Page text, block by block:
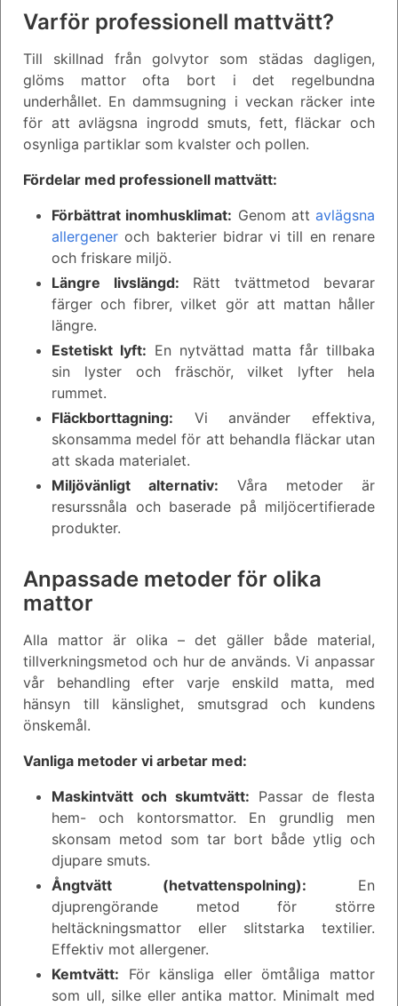
Varför professionell mattvätt?
Till skillnad från golvytor som städas dagligen,
glöms mattor ofta bort i det regelbundna
underhållet. En dammsugning i veckan räcker inte
för att avlägsna ingrodd smuts, fett, fläckar och
osynliga partiklar som kvalster och pollen.
Fördelar med professionell mattvätt:
Förbättrat inomhusklimat: Genom att avlägsna
allergener och bakterier bidrar vi till en renare
och friskare miljö.
Längre livslängd: Rätt tvättmetod bevarar
färger och fibrer, vilket gör att mattan håller
längre.
Estetiskt lyft: En nytvättad matta får tillbaka
sin lyster och fräschör, vilket lyfter hela
rummet.
Fläckborttagning: Vi använder effektiva,
skonsamma medel för att behandla fläckar utan
att skada materialet.
Miljövänligt alternativ: Våra metoder är
resurssnåla och baserade på miljöcertifierade
produkter.
Anpassade metoder för olika
mattor
Alla mattor är olika – det gäller både material,
tillverkningsmetod och hur de används. Vi anpassar
vår behandling efter varje enskild matta, med
hänsyn till känslighet, smutsgrad och kundens
önskemål.
Vanliga metoder vi arbetar med:
Maskintvätt och skumtvätt: Passar de flesta
hem- och kontorsmattor. En grundlig men
skonsam metod som tar bort både ytlig och
djupare smuts.
Ångtvätt (hetvattenspolning): En
djuprengörande metod för större
heltäckningsmattor eller slitstarka textilier.
Effektiv mot allergener.
Kemtvätt: För känsliga eller ömtåliga mattor
som ull, silke eller antika mattor. Minimalt med